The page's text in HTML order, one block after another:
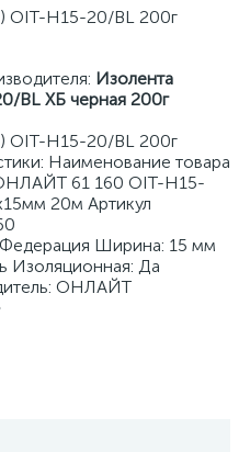
OIT-H15-20/BL 200г
Изолента
BL ХБ черная 200г
OIT-H15-20/BL 200г
Наименование товара
61 160 OIT-H15-
20м Артикул
Ширина: 15 мм
Изоляционная: Да
ОНЛАЙТ